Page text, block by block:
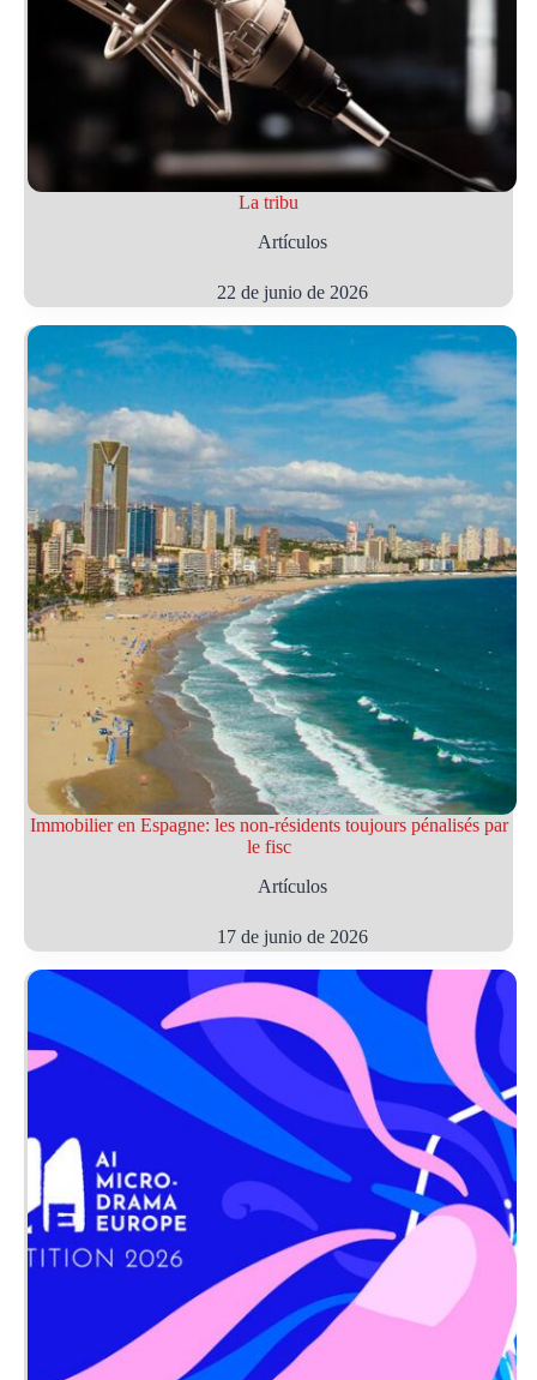
La tribu
Artículos
22 de junio de 2026
Immobilier en Espagne: les non-résidents toujours pénalisés par
le fisc
Artículos
17 de junio de 2026